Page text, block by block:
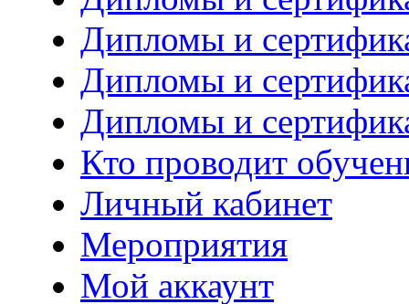
Дипломы и
Дипломы и
Дипломы и
Кто проводит
Личный кабинет
Мероприятия
Мой аккаунт